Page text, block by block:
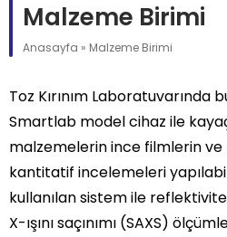
Malzeme Birimi
Anasayfa » Malzeme Birimi
Toz Kırınım Laboratuvarında
Smartlab model cihaz ile
malzemelerin ince filmlerin
kantitatif incelemeleri
kullanılan sistem ile
X-ışını saçınımı (SAXS)